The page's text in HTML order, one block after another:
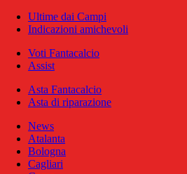
Ultime dai Campi
Indicazioni amichevoli
Voti Fantacalcio
Assist
Asta Fantacalcio
Asta di riparazione
News
Atalanta
Bologna
Cagliari